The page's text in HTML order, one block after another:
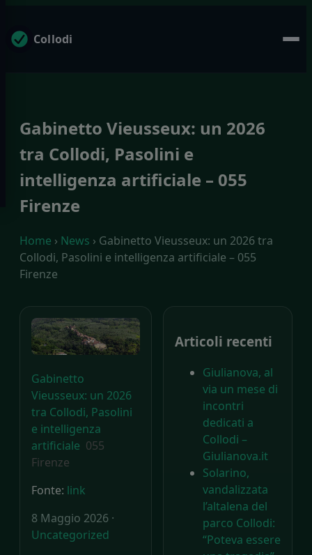
Collodi
Gabinetto Vieusseux: un 2026
tra Collodi, Pasolini e
intelligenza artificiale – 055
Firenze
Home › News › Gabinetto Vieusseux: un 2026 tra
Collodi, Pasolini e intelligenza artificiale – 055
Firenze
Gabinetto
Vieusseux: un 2026
tra Collodi, Pasolini
e intelligenza
artificiale 055
Firenze
Fonte: link
8 Maggio 2026 ·
Uncategorized
Articoli recenti
Giulianova, al
via un mese di
incontri
dedicati a
Collodi –
Giulianova.it
Solarino,
vandalizzata
l’altalena del
parco Collodi:
“Poteva essere